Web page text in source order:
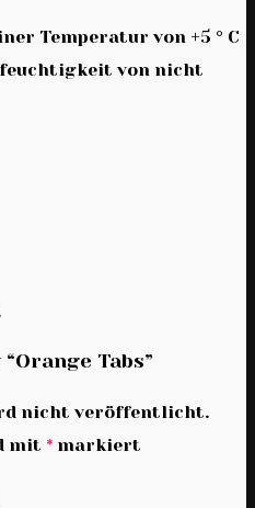
Temperatur von +5 ° C
von nicht
Tabs”
nicht veröffentlicht.
mit * markiert